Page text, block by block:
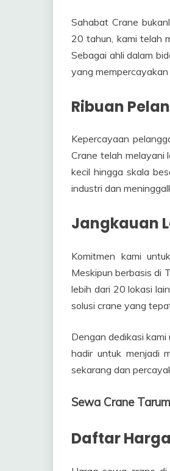
Sahabat Crane
20 tahun, kami telah
Sebagai ahli dalam
yang
Ribuan
Kepercayaan
Crane telah melayani
kecil hingga skala
industri dan
Jangkauan
Komitmen kami
Meskipun berbasis di
lebih dari 20 lokasi
solusi crane yang
Dengan dedikasi
hadir untuk menjadi
sekarang dan
Sewa Crane
Daftar